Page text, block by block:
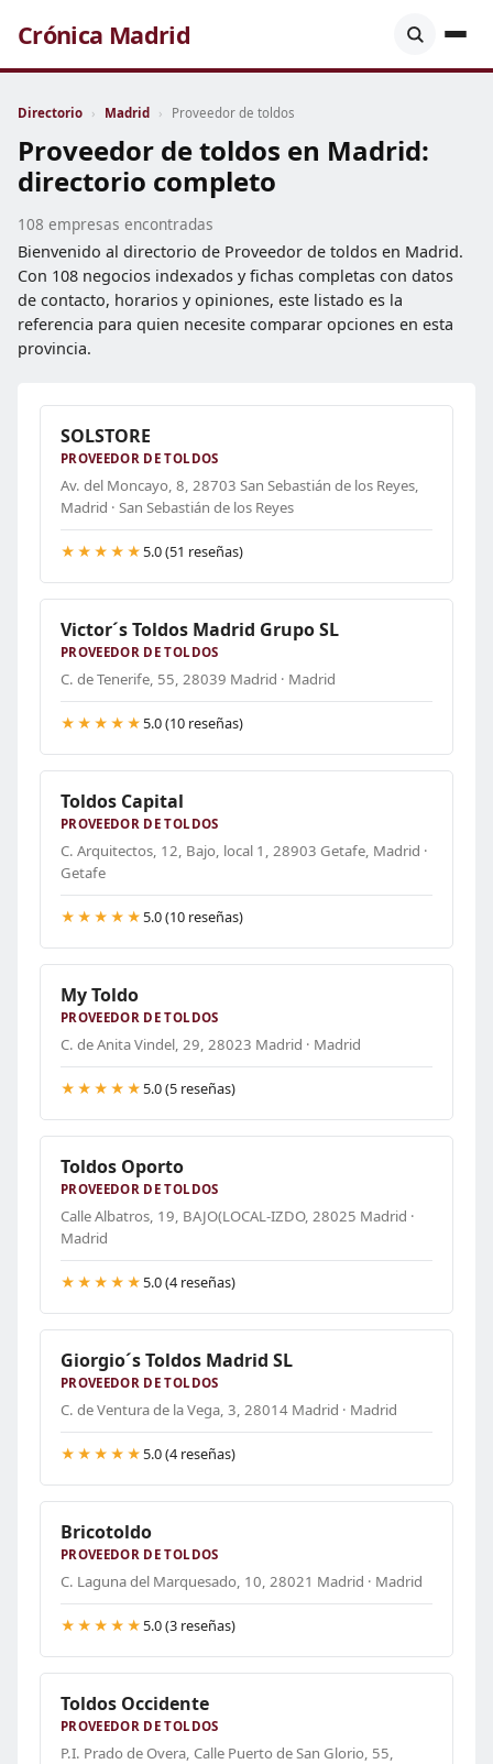
Crónica Madrid
Directorio › Madrid › Proveedor de toldos
Proveedor de toldos en Madrid:
directorio completo
108 empresas encontradas
Bienvenido al directorio de Proveedor de toldos en Madrid.
Con 108 negocios indexados y fichas completas con datos
de contacto, horarios y opiniones, este listado es la
referencia para quien necesite comparar opciones en esta
provincia.
SOLSTORE
PROVEEDOR DE TOLDOS
Av. del Moncayo, 8, 28703 San Sebastián de los Reyes,
Madrid · San Sebastián de los Reyes
★★★★★ 5.0 (51 reseñas)
Victor´s Toldos Madrid Grupo SL
PROVEEDOR DE TOLDOS
C. de Tenerife, 55, 28039 Madrid · Madrid
★★★★★ 5.0 (10 reseñas)
Toldos Capital
PROVEEDOR DE TOLDOS
C. Arquitectos, 12, Bajo, local 1, 28903 Getafe, Madrid ·
Getafe
★★★★★ 5.0 (10 reseñas)
My Toldo
PROVEEDOR DE TOLDOS
C. de Anita Vindel, 29, 28023 Madrid · Madrid
★★★★★ 5.0 (5 reseñas)
Toldos Oporto
PROVEEDOR DE TOLDOS
Calle Albatros, 19, BAJO(LOCAL-IZDO, 28025 Madrid ·
Madrid
★★★★★ 5.0 (4 reseñas)
Giorgio´s Toldos Madrid SL
PROVEEDOR DE TOLDOS
C. de Ventura de la Vega, 3, 28014 Madrid · Madrid
★★★★★ 5.0 (4 reseñas)
Bricotoldo
PROVEEDOR DE TOLDOS
C. Laguna del Marquesado, 10, 28021 Madrid · Madrid
★★★★★ 5.0 (3 reseñas)
Toldos Occidente
PROVEEDOR DE TOLDOS
P.I. Prado de Overa, Calle Puerto de San Glorio, 55,